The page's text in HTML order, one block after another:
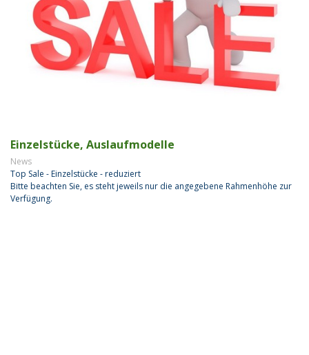
Einzelstücke, Auslaufmodelle
News
Top Sale - Einzelstücke - reduziert
Bitte beachten Sie, es steht jeweils nur die angegebene Rahmenhöhe zur
Verfügung.